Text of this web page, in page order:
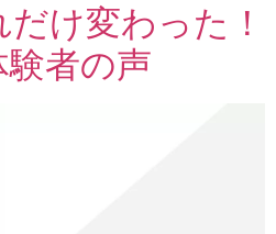
け変わった！
者の声